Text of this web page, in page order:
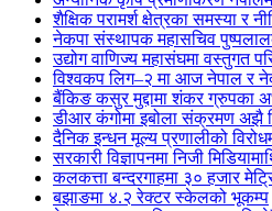
शैक्षिक परामर्श क्षेत्रका समस्या
नेकपा संस्थापक महासचिव
उद्योग वाणिज्य महासंघमा वस्तुगत
विश्वकप लिग–२ मा आज नेपाल र
बैंकिङ कसुर मुद्दामा शंकर ग्रुपका
डीआर कंगोमा इबोला संक्रमण अझै
दैनिक इन्धन मूल्य प्रणालीको
सरकारी विज्ञापनमा निजी
कलकत्ता बन्दरगाहमा ३० हजार
बझाङमा ४.२ रेक्टर स्केलको भूकम्प